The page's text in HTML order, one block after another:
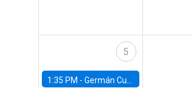
5
1:35 PM - Germán Cubas, University of Houston